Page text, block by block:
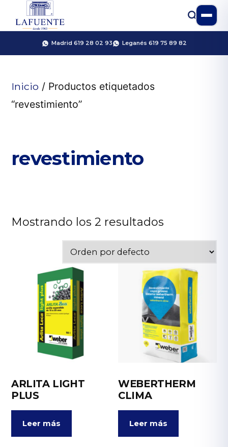
Madrid 619 28 02 93 Leganés 619 75 89 82
Inicio / Productos etiquetados
“revestimiento”
revestimiento
Mostrando los 2 resultados
ARLITA LIGHT
PLUS
Leer más
WEBERTHERM
CLIMA
Leer más